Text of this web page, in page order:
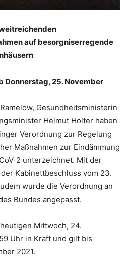
auf besorgniserregende
Donnerstag, 25. November
Gesundheitsministerin
Helmut Holter haben
Verordnung zur Regelung
Maßnahmen zur Eindämmung
2 unterzeichnet. Mit der
Kabinettbeschluss vom 23.
wurde die Verordnung an
Bundes angepasst.
Mittwoch, 24.
Uhr in Kraft und gilt bis
2021.